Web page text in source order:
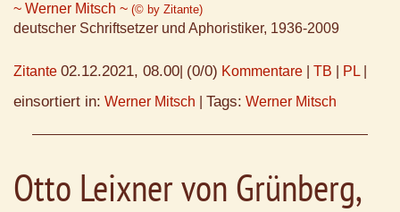
~ Werner Mitsch ~ (© by Zitante)
deutscher Schriftsetzer und Aphoristiker, 1936-2009
Zitante 02.12.2021, 08.00 (0/0) Kommentare TB PL
einsortiert in: Werner Mitsch Tags: Werner Mitsch
Otto Leixner von Grünberg,